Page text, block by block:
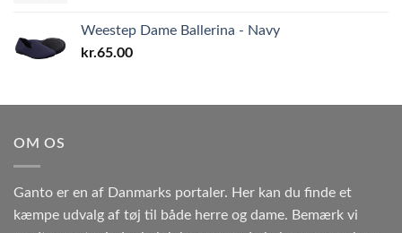
Weestep Dame Ballerina - Navy
kr.65.00
OM OS
Ganto er en af Danmarks portaler. Her kan du finde et
kæmpe udvalg af tøj til både herre og dame. Bemærk vi